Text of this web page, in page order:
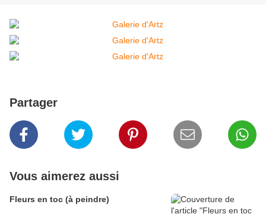
Partager
Vous aimerez aussi
Fleurs en toc (à peindre)